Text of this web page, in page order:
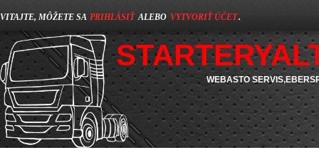
VITAJTE, MÔŽETE SA PRIHLÁSIŤ ALEBO VYTVORIŤ ÚČET.
WEBASTO